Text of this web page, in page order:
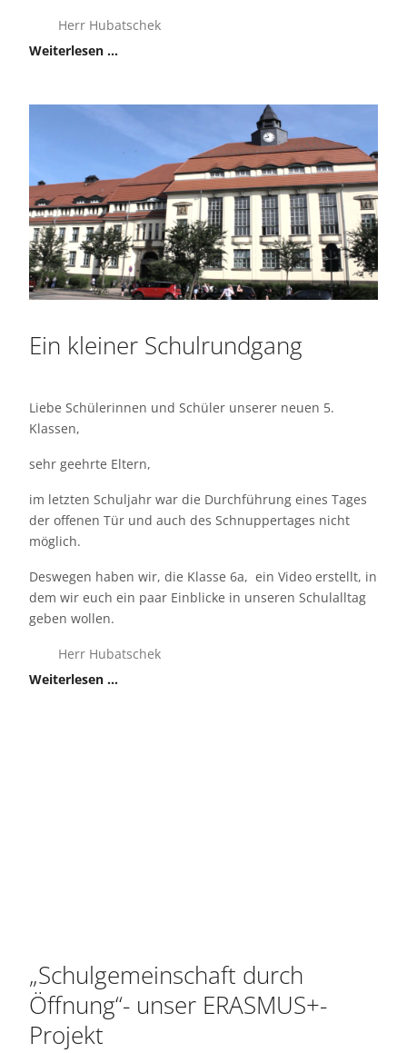
Herr Hubatschek
Weiterlesen …
Ein kleiner Schulrundgang
Liebe Schülerinnen und Schüler unserer neuen 5.
Klassen,
sehr geehrte Eltern,
im letzten Schuljahr war die Durchführung eines Tages
der offenen Tür und auch des Schnuppertages nicht
möglich.
Deswegen haben wir, die Klasse 6a, ein Video erstellt, in
dem wir euch ein paar Einblicke in unseren Schulalltag
geben wollen.
Herr Hubatschek
Weiterlesen …
„Schulgemeinschaft durch
Öffnung“- unser ERASMUS+-
Projekt